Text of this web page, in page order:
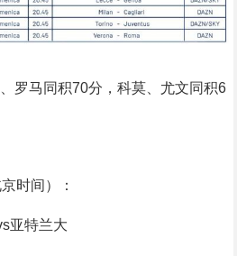
罗马同积70分，科莫、尤文同积6
时间）：
亚特兰大